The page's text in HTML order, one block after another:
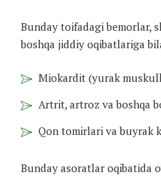
Bunday toifadagi bemorlar,
boshqa jiddiy oqibatlariga
Miokardit (yurak
Artrit, artroz va boshqa
Qon tomirlari va buyrak
Bunday asoratlar oqibatida